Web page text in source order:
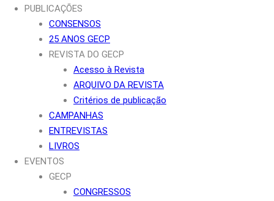
PUBLICAÇÕES
CONSENSOS
25 ANOS GECP
REVISTA DO GECP
Acesso à Revista
ARQUIVO DA REVISTA
Critérios de publicação
CAMPANHAS
ENTREVISTAS
LIVROS
EVENTOS
GECP
CONGRESSOS